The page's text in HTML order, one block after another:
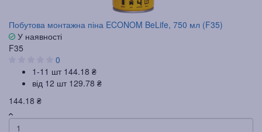
Побутова монтажна піна ECONOM BeLife, 750 мл (F35)
У наявності
F35
0
1-11 шт 144.18 ₴
від 12 шт 129.78 ₴
144.18 ₴